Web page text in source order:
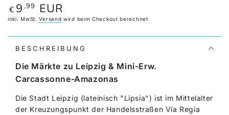
Regulärer
Preis
€ 9 ,99 EUR
inkl. MwSt.Versand wird beim Checkout berechnet
BESCHREIBUNG
Die Märkte zu Leipzig & Mini-Erw.
Carcassonne-Amazonas
Die Stadt Leipzig (lateinisch "Lipsia") ist im Mittelalter
der Kreuzungspunkt der Handelsstraßen Via Regia